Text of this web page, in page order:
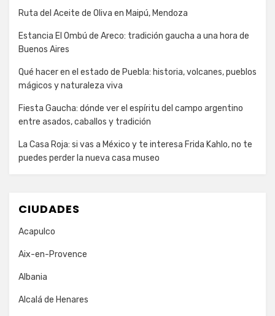
Ruta del Aceite de Oliva en Maipú, Mendoza
Estancia El Ombú de Areco: tradición gaucha a una hora de
Buenos Aires
Qué hacer en el estado de Puebla: historia, volcanes, pueblos
mágicos y naturaleza viva
Fiesta Gaucha: dónde ver el espíritu del campo argentino
entre asados, caballos y tradición
La Casa Roja: si vas a México y te interesa Frida Kahlo, no te
puedes perder la nueva casa museo
CIUDADES
Acapulco
Aix-en-Provence
Albania
Alcalá de Henares